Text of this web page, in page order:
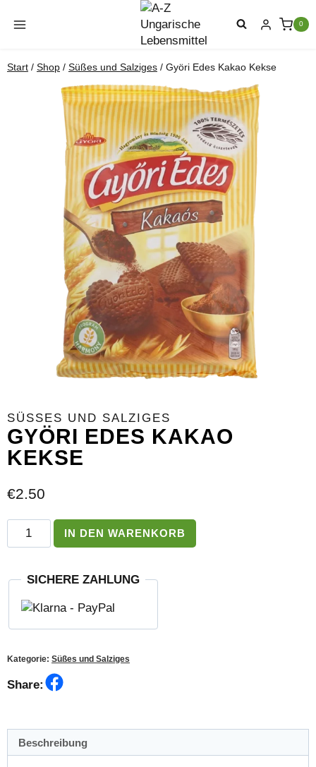
Inhalt
0
Start / Shop / Süßes und Salziges / Györi Edes Kakao Kekse
SÜSSES UND SALZIGES
GYÖRI EDES KAKAO
KEKSE
€2.50
Györi
Edes
Kekse
IN DEN WARENKORB
SICHERE ZAHLUNG
Kategorie: Süßes und Salziges
Share:
Beschreibung